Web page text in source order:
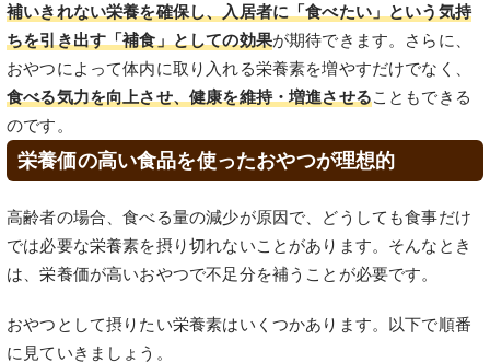
補いきれない栄養を確保し、入居者に「食べたい」という気持
ちを引き出す「補食」としての効果が期待できます。さらに、
おやつによって体内に取り入れる栄養素を増やすだけでなく、
食べる気力を向上させ、健康を維持・増進させることもできる
のです。
栄養価の高い食品を使ったおやつが理想的
高齢者の場合、食べる量の減少が原因で、どうしても食事だけ
では必要な栄養素を摂り切れないことがあります。そんなとき
は、栄養価が高いおやつで不足分を補うことが必要です。
おやつとして摂りたい栄養素はいくつかあります。以下で順番
に見ていきましょう。